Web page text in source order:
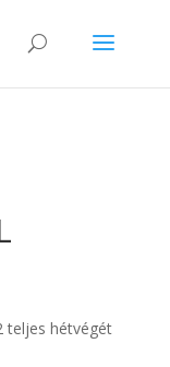
teljes hétvégét